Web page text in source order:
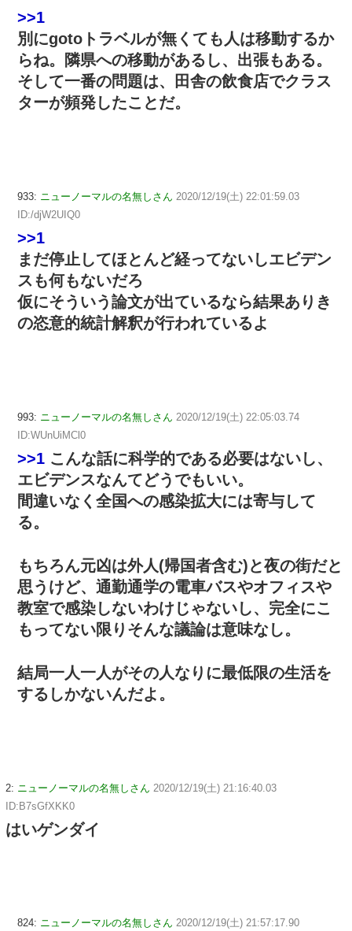
>>1
別にgotoトラベルが無くても人は移動するか
らね。隣県への移動があるし、出張もある。
そして一番の問題は、田舎の飲食店でクラス
ターが頻発したことだ。
933: ニューノーマルの名無しさん 2020/12/19(土) 22:01:59.03
ID:/djW2UIQ0
>>1
まだ停止してほとんど経ってないしエビデン
スも何もないだろ
仮にそういう論文が出ているなら結果ありき
の恣意的統計解釈が行われているよ
993: ニューノーマルの名無しさん 2020/12/19(土) 22:05:03.74
ID:WUnUiMCl0
>>1 こんな話に科学的である必要はないし、
エビデンスなんてどうでもいい。
間違いなく全国への感染拡大には寄与して
る。
もちろん元凶は外人(帰国者含む)と夜の街だと
思うけど、通勤通学の電車バスやオフィスや
教室で感染しないわけじゃないし、完全にこ
もってない限りそんな議論は意味なし。
結局一人一人がその人なりに最低限の生活を
するしかないんだよ。
2: ニューノーマルの名無しさん 2020/12/19(土) 21:16:40.03
ID:B7sGfXKK0
はいゲンダイ
824: ニューノーマルの名無しさん 2020/12/19(土) 21:57:17.90